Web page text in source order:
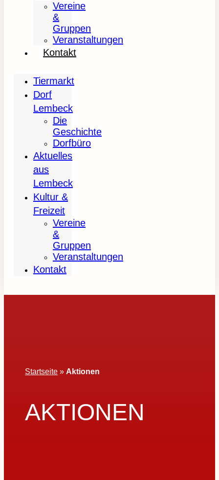
Vereine
&
Gruppen
Veranstaltungen
Kontakt
Tiermarkt
Dorf
Lembeck
Die
Geschichte
Dorfbüro
Aktuelles
aus
Lembeck
Kultur &
Freizeit
Vereine
&
Gruppen
Veranstaltungen
Kontakt
Startseite » Aktionen
AKTIONEN